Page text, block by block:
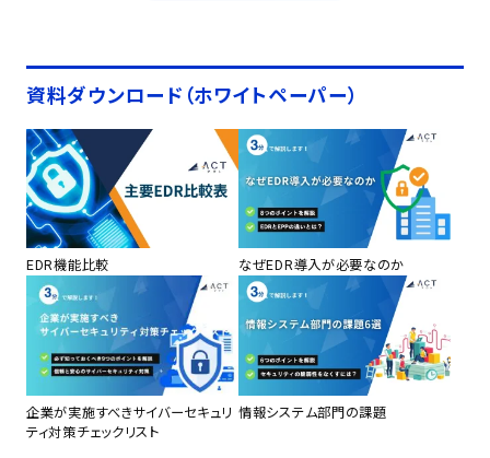
資料ダウンロード（ホワイトペーパー）
EDR機能比較 なぜEDR導入が必要なのか
企業が実施すべきサイバーセキュリ
ティ対策チェックリスト
情報システム部門の課題